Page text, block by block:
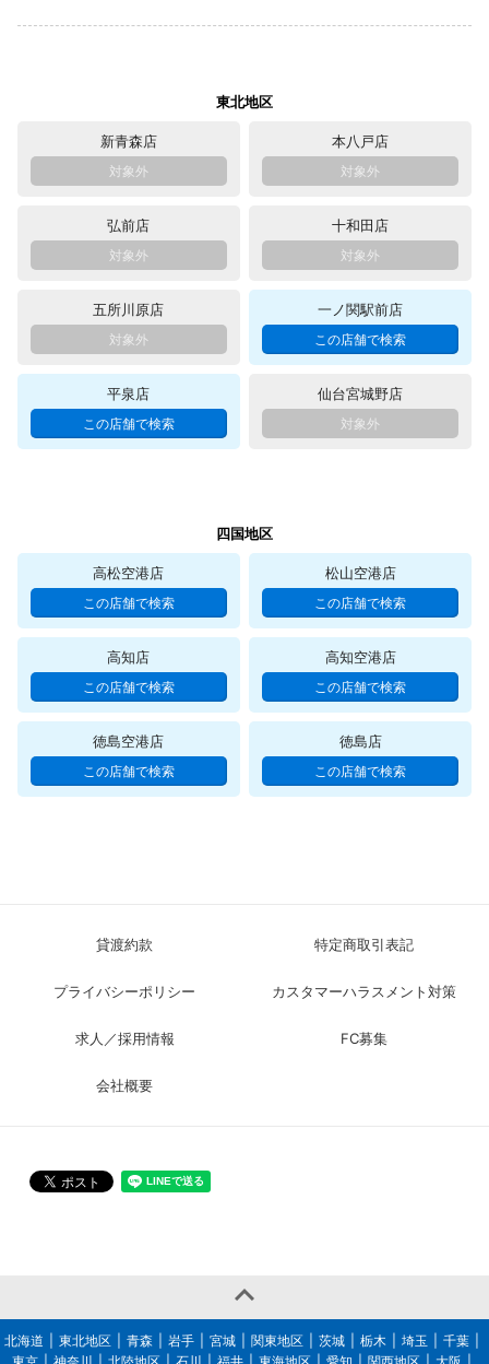
東北地区
新青森店 本八戸店
弘前店 十和田店
五所川原店 一ノ関駅前店
平泉店 仙台宮城野店
四国地区
高松空港店 松山空港店
高知店 高知空港店
徳島空港店 徳島店
貸渡約款 特定商取引表記
プライバシーポリシー カスタマーハラスメント対策
求人／採用情報 FC募集
会社概要

北海道 東北地区 青森 岩手 宮城 関東地区 茨城 栃木 埼玉
千葉